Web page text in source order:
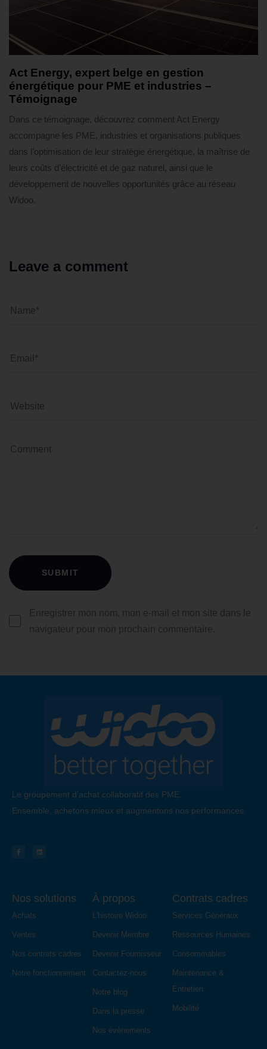
Act Energy, expert belge en gestion
énergétique pour PME et industries –
Témoignage
Dans ce témoignage, découvrez comment Act Energy
accompagne les PME, industries et organisations publiques
dans l’optimisation de leur stratégie énergétique, la maîtrise de
leurs coûts d’électricité et de gaz naturel, ainsi que le
développement de nouvelles opportunités grâce au réseau
Widoo.
Leave a comment
Enregistrer mon nom, mon e-mail et mon site dans le
navigateur pour mon prochain commentaire.
Le groupement d’achat collaboratif des PME.
Ensemble, achetons mieux et augmentons nos performances.
Nos solutions
Achats
Ventes
Nos contrats cadres
Notre fonctionnement
À propos
L'histoire Widoo
Devenir Membre
Devenir Fournisseur
Contactez-nous
Notre blog
Dans la presse
Nos évènements
Contrats cadres
Services Généraux
Ressources Humaines
Consommables
Maintenance &
Entretien
Mobilité